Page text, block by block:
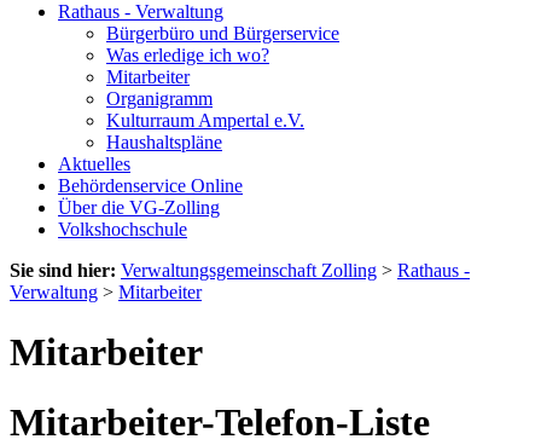
Rathaus - Verwaltung
Bürgerbüro und Bürgerservice
Was erledige ich wo?
Mitarbeiter
Organigramm
Kulturraum Ampertal e.V.
Haushaltspläne
Aktuelles
Behördenservice Online
Über die VG-Zolling
Volkshochschule
Sie sind hier: Verwaltungsgemeinschaft Zolling > Rathaus -
Verwaltung > Mitarbeiter
Mitarbeiter
Mitarbeiter-Telefon-Liste